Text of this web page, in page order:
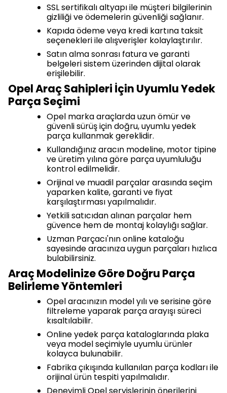
SSL sertifikalı altyapı ile müşteri bilgilerinin
gizliliği ve ödemelerin güvenliği sağlanır.
Kapıda ödeme veya kredi kartına taksit
seçenekleri ile alışverişler kolaylaştırılır.
Satın alma sonrası fatura ve garanti
belgeleri sistem üzerinden dijital olarak
erişilebilir.
Opel Araç Sahipleri İçin Uyumlu Yedek
Parça Seçimi
Opel marka araçlarda uzun ömür ve
güvenli sürüş için doğru, uyumlu yedek
parça kullanmak gereklidir.
Kullandığınız aracın modeline, motor tipine
ve üretim yılına göre parça uyumluluğu
kontrol edilmelidir.
Orijinal ve muadil parçalar arasında seçim
yaparken kalite, garanti ve fiyat
karşılaştırması yapılmalıdır.
Yetkili satıcıdan alınan parçalar hem
güvence hem de montaj kolaylığı sağlar.
Uzman Parçacı'nın online kataloğu
sayesinde aracınıza uygun parçaları hızlıca
bulabilirsiniz.
Araç Modelinize Göre Doğru Parça
Belirleme Yöntemleri
Opel aracınızın model yılı ve serisine göre
filtreleme yaparak parça arayışı süreci
kısaltılabilir.
Online yedek parça kataloglarında plaka
veya model seçimiyle uyumlu ürünler
kolayca bulunabilir.
Fabrika çıkışında kullanılan parça kodları ile
orijinal ürün tespiti yapılmalıdır.